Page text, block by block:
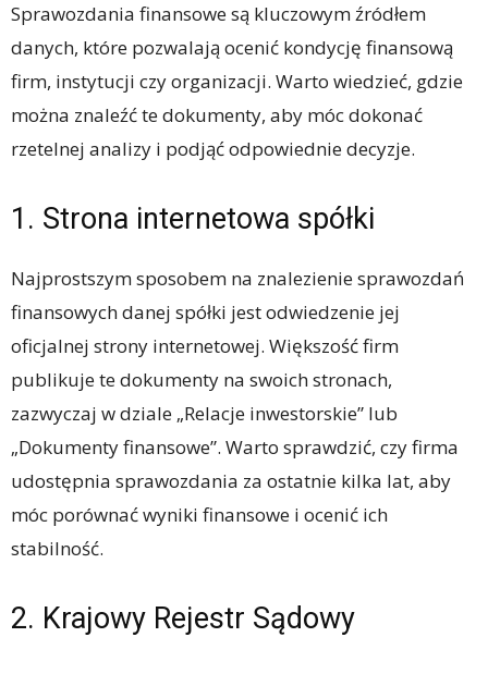
Sprawozdania finansowe są kluczowym źródłem
danych, które pozwalają ocenić kondycję finansową
firm, instytucji czy organizacji. Warto wiedzieć, gdzie
można znaleźć te dokumenty, aby móc dokonać
rzetelnej analizy i podjąć odpowiednie decyzje.
1. Strona internetowa spółki
Najprostszym sposobem na znalezienie sprawozdań
finansowych danej spółki jest odwiedzenie jej
oficjalnej strony internetowej. Większość firm
publikuje te dokumenty na swoich stronach,
zazwyczaj w dziale „Relacje inwestorskie” lub
„Dokumenty finansowe”. Warto sprawdzić, czy firma
udostępnia sprawozdania za ostatnie kilka lat, aby
móc porównać wyniki finansowe i ocenić ich
stabilność.
2. Krajowy Rejestr Sądowy